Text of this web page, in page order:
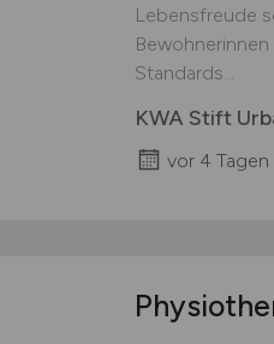
Lebensfreude
Standards...
KWA Stift
vor 4 Tagen